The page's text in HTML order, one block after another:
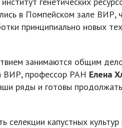
в Помпейском зале ВИР,
принципиально новых
занимаются общим
ВИР, профессор РАН Елена
ряды и готовы
капустных